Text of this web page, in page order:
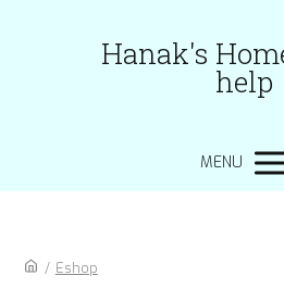
Hanak's
help
MENU
/ Eshop